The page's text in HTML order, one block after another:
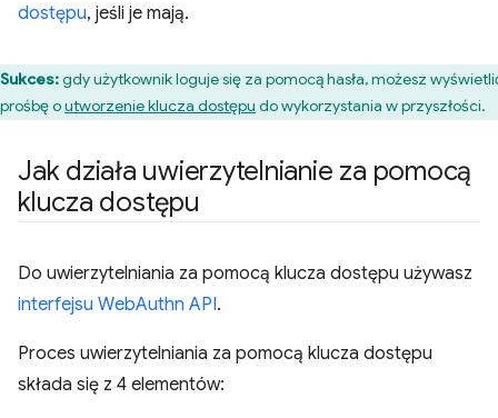
dostępu, jeśli je mają.
Sukces:gdy użytkownik loguje się za pomocą hasła, możesz
outworzenie klucza dostępu do wykorzystania w przyszłości.
Jak działa uwierzytelnianie za pomocą
klucza dostępu
Do uwierzytelniania za pomocą klucza dostępu używasz
interfejsu WebAuthn API.
Proces uwierzytelniania za pomocą klucza dostępu
składa się z 4 elementów: